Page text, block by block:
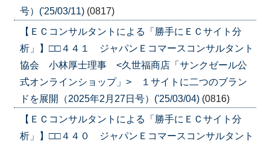
号）('25/03/11) (0817)
【ＥＣコンサルタントによる「勝手にＥＣサイト分
析」】□□４４１ ジャパンＥコマースコンサルタント
協会 小林厚士理事 <久世福商店「サンクゼール公
式オンラインショップ」> １サイトに二つのブラン
ドを展開（2025年2月27日号）('25/03/04) (0816)
【ＥＣコンサルタントによる「勝手にＥＣサイト分
析」】□□４４０ ジャパンＥコマースコンサルタント